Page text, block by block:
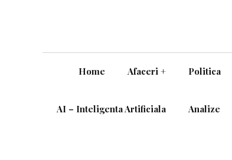
Home Afaceri + Politica
AI – Inteligenta Artificiala Analize